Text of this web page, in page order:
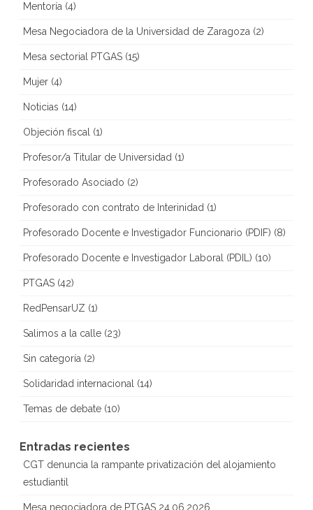
Mentoría (4)
Mesa Negociadora de la Universidad de Zaragoza (2)
Mesa sectorial PTGAS (15)
Mujer (4)
Noticias (14)
Objeción fiscal (1)
Profesor/a Titular de Universidad (1)
Profesorado Asociado (2)
Profesorado con contrato de Interinidad (1)
Profesorado Docente e Investigador Funcionario (PDIF) (8)
Profesorado Docente e Investigador Laboral (PDIL) (10)
PTGAS (42)
RedPensarUZ (1)
Salimos a la calle (23)
Sin categoría (2)
Solidaridad internacional (14)
Temas de debate (10)
Entradas recientes
CGT denuncia la rampante privatización del alojamiento
estudiantil
Mesa negociadora de PTGAS 24.06.2026